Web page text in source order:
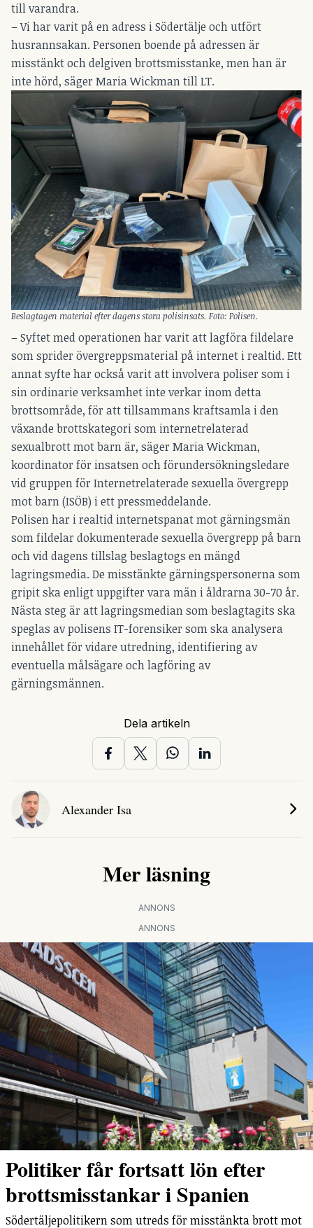
till varandra.
– Vi har varit på en adress i Södertälje och utfört
husrannsakan. Personen boende på adressen är
misstänkt och delgiven brottsmisstanke, men han är
inte hörd, säger Maria Wickman till LT.
Beslagtagen material efter dagens stora polisinsats. Foto: Polisen.
– Syftet med operationen har varit att lagföra fildelare
som sprider övergreppsmaterial på internet i realtid. Ett
annat syfte har också varit att involvera poliser som i
sin ordinarie verksamhet inte verkar inom detta
brottsområde, för att tillsammans kraftsamla i den
växande brottskategori som internetrelaterad
sexualbrott mot barn är, säger Maria Wickman,
koordinator för insatsen och förundersökningsledare
vid gruppen för Internetrelaterade sexuella övergrepp
mot barn (ISÖB) i ett pressmeddelande.
Polisen har i realtid internetspanat mot gärningsmän
som fildelar dokumenterade sexuella övergrepp på barn
och vid dagens tillslag beslagtogs en mängd
lagringsmedia. De misstänkte gärningspersonerna som
gripit ska enligt uppgifter vara män i åldrarna 30-70 år.
Nästa steg är att lagringsmedian som beslagtagits ska
speglas av polisens IT-forensiker som ska analysera
innehållet för vidare utredning, identifiering av
eventuella målsägare och lagföring av
gärningsmännen.
Dela artikeln
Alexander Isa
Mer läsning
ANNONS
ANNONS
Politiker får fortsatt lön efter
brottsmisstankar i Spanien
Södertäljepolitikern som utreds för misstänkta brott mot